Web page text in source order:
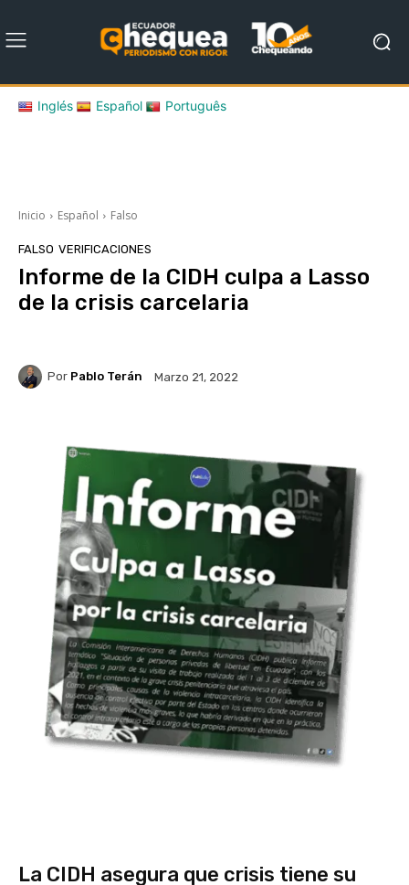
Inglés Español Português
Inicio Español Falso
FALSO VERIFICACIONES
Informe de la CIDH culpa a Lasso
de la crisis carcelaria
Por Pablo Terán Marzo 21, 2022
La CIDH asegura que crisis tiene su